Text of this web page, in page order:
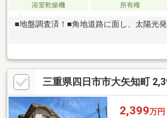
浴室乾燥機
所有権
■地盤調査済！■角地道路に面し、太陽光発
三重県四日市市大矢知町
2,399万円